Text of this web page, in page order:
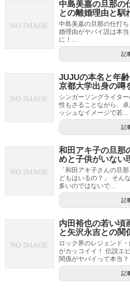
中島美嘉の旦那の
との離婚理由と馴
中島美嘉の旦那の仕打
婚理由がヤバイ説は本
に！...
記
JUJUの本名と年
京都大学出身の噂
シンガーソングライタ
性もさることながら、
ッシュなイメージで若...
記
和田アキ子の旦那
めと子供がいない
「和田アキ子さんの旦
どもはいるの？」 そん
多いのではないで...
記
内田裕也の若い頃
と矢沢永吉との関
ロック界のレジェンド
がカッコイイ！ 伝説エ
関係がヤバイって本当？
記